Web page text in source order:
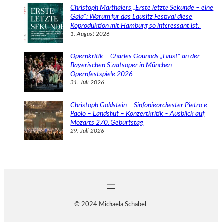
Christoph Marthalers „Erste letzte Sekunde – eine
Gala“: Warum für das Lausitz Festival diese
Koproduktion mit Hamburg so interessant ist.
1. August 2026
Opernkritik – Charles Gounods „Faust“ an der
Bayerischen Staatsoper in München –
Opernfestspiele 2026
31. Juli 2026
Christoph Goldstein – Sinfonieorchester Pietro e
Paolo – Landshut – Konzertkritik – Ausblick auf
Mozarts 270. Geburtstag
29. Juli 2026
© 2024 Michaela Schabel